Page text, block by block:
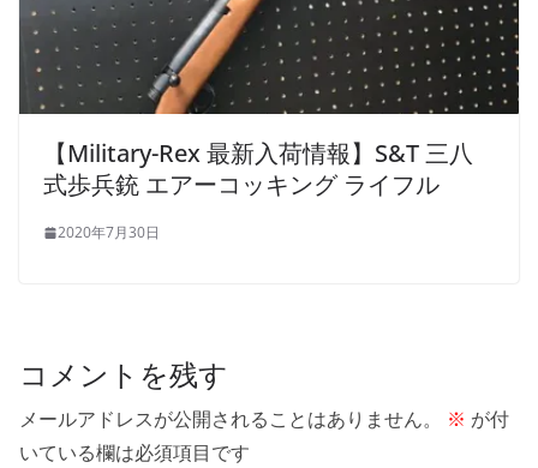
【Military-Rex 最新入荷情報】S&T 三八
式歩兵銃 エアーコッキング ライフル
2020年7月30日
コメントを残す
メールアドレスが公開されることはありません。 ※ が付
いている欄は必須項目です